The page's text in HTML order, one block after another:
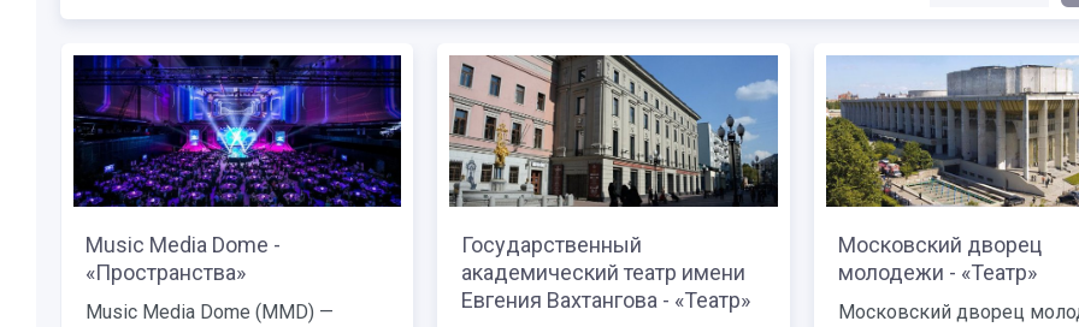
Music Media Dome -
«Пространства»
Music Media Dome (MMD) —
Государственный
академический театр имени
Евгения Вахтангова - «Театр»
Московский дворец
молодежи - «Театр»
Московский дворец